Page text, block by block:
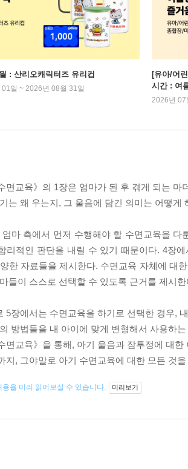
: 산리오캐릭터즈 유리컵
일 ~ 2026년 08월 31일
[유아/어
시간 : 여
2026년 07
면교육》의 1장은 엄마가 된 후 겪게 되는
는 왜 우는지, 그 울음에 담긴 의미는 어떻
마 측에서 먼저 수행해야 할 수면교육을
리적인 판단을 내릴 수 있기 때문이다. 4장
한 자료들을 제시한다. 수면교육 자체에 대
들이 스스로 선택할 수 있도록 근거를 제시한
5장에서는 수면교육을 하기로 선택한 경우,
방법들을 내 아이에 맞게 변형해서 사용하
면교육》을 통해, 아기 울음과 잠투정에 대
지, 그야말로 아기 수면교육에 대한 모든 것
용을 미리 읽어보실 수 있습니다. 미리보기